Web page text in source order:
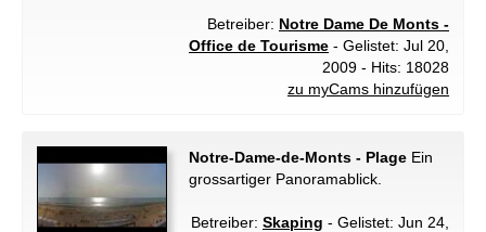
Betreiber: Notre Dame De Monts -
Office de Tourisme - Gelistet: Jul 20,
2009 - Hits: 18028
zu myCams hinzufügen
Notre-Dame-de-Monts - Plage Ein
grossartiger Panoramablick.
Betreiber: Skaping - Gelistet: Jun 24,